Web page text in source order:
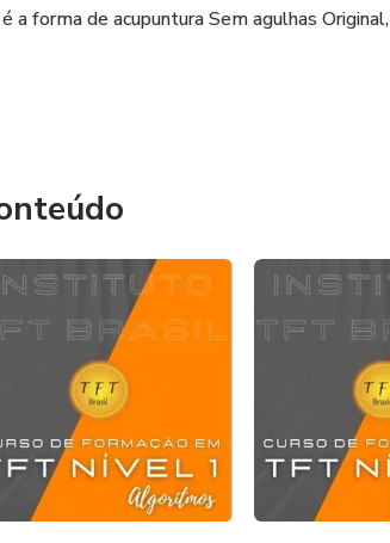
forma de acupuntura Sem agulhas Original,